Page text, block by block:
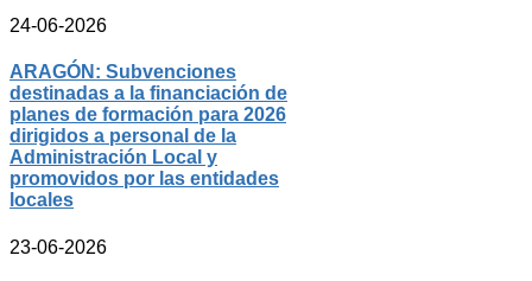
24-06-2026
ARAGÓN: Subvenciones
destinadas a la financiación de
planes de formación para 2026
dirigidos a personal de la
Administración Local y
promovidos por las entidades
locales
23-06-2026